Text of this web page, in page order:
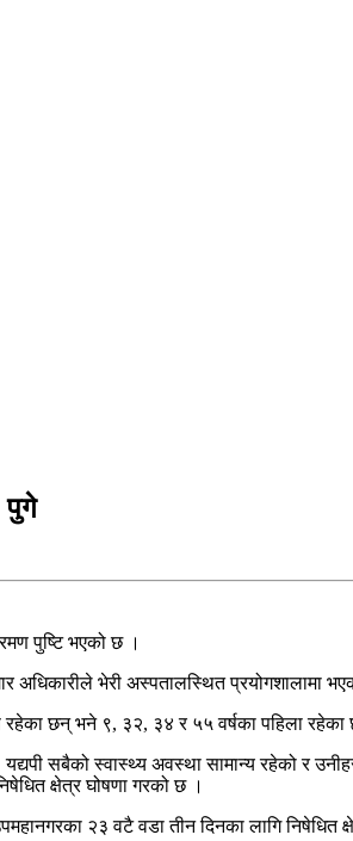
पुगे
पुष्टि भएको छ ।
भेरी अस्पतालस्थित प्रयोगशालामा
छन् भने ९, ३२, ३४ र ५५ वर्षका पहिला
सबैको स्वास्थ्य अवस्था सामान्य रहेको र
क्षेत्र घोषणा गरको छ ।
२३ वटै वडा तीन दिनका लागि निषेधित